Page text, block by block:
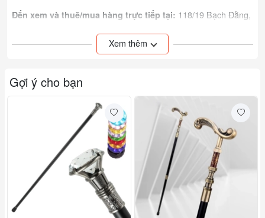
Đến xem và thuê/mua hàng trực tiếp tại: 118/19 Bạch Đằng,
Chổ để xe hạn chế. Quý khách đi ít xe, nên đến 1-2 người đại
Xem thêm
Gợi ý cho bạn